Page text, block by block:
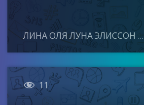
ЛИНА ОЛЯ ЛУНА ЭЛИССОН ...
 11